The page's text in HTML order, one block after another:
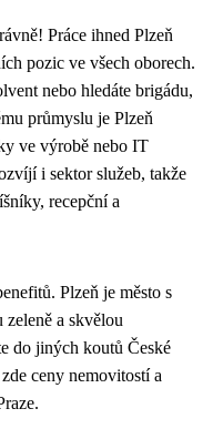
Práce ihned Plzeň
pozic ve všech oborech.
nebo hledáte brigádu,
průmyslu je Plzeň
ve výrobě nebo IT
i sektor služeb, takže
recepční a
Plzeň je město s
a skvělou
do jiných koutů České
ceny nemovitostí a